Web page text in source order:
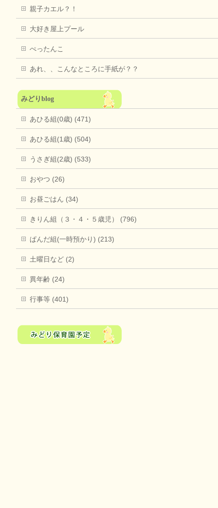
親子カエル？！
大好き屋上プール
ぺったんこ
あれ、、こんなところに手紙が？？
みどりblog
あひる組(0歳) (471)
あひる組(1歳) (504)
うさぎ組(2歳) (533)
おやつ (26)
お昼ごはん (34)
きりん組（３・４・５歳児） (796)
ぱんだ組(一時預かり) (213)
土曜日など (2)
異年齢 (24)
行事等 (401)